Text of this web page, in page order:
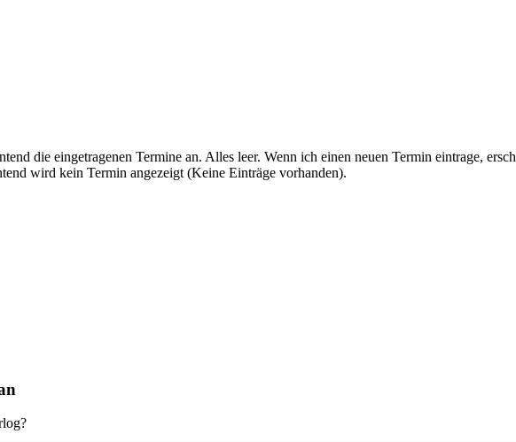
die eingetragenen Termine an. Alles leer. Wenn ich einen neuen Termin eintrage,
wird kein Termin angezeigt (Keine Einträge vorhanden).